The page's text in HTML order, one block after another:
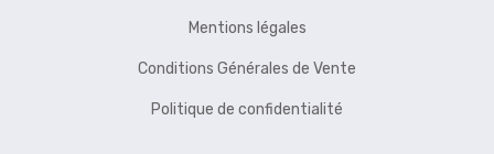
Mentions légales
Conditions Générales de Vente
Politique de confidentialité